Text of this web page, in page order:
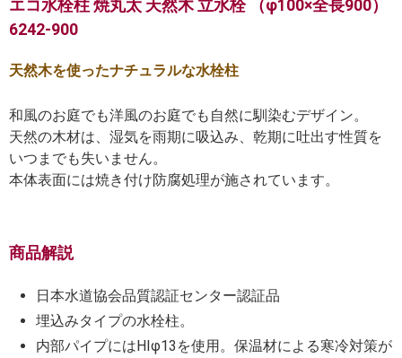
エコ水栓柱 焼丸太 天然木 立水栓 （φ100×全長900）
6242-900
天然木を使ったナチュラルな水栓柱
和風のお庭でも洋風のお庭でも自然に馴染むデザイン。
天然の木材は、湿気を雨期に吸込み、乾期に吐出す性質を
いつまでも失いません。
本体表面には焼き付け防腐処理が施されています。
商品解説
日本水道協会品質認証センター認証品
埋込みタイプの水栓柱。
内部パイプにはHIφ13を使用。保温材による寒冷対策が